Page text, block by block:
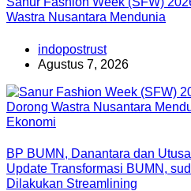
Wastra Nusantara Mendunia
indopostrust
Agustus 7, 2026
Ekonomi
BP BUMN, Danantara dan
Update Transformasi BUMN,
Dilakukan Streamlining